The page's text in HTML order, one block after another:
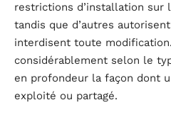
restrictions d’installation sur
tandis que d’autres
interdisent toute
considérablement selon le
en profondeur la façon dont
exploité ou partagé.